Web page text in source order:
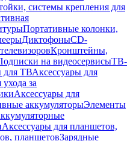
системы крепления для
Портативные колонки,
ДиктофоныCD-
Кронштейны,
на видеосервисыТВ-
для ТВАксессуары для
за
Аксессуары для
аккумуляторыЭлементы
Аксессуары для планшетов,
планшетовЗарядные